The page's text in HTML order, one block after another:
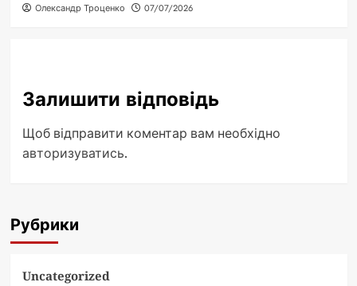
Олександр Троценко 07/07/2026
Залишити відповідь
Щоб відправити коментар вам необхідно
авторизуватись.
Рубрики
Uncategorized